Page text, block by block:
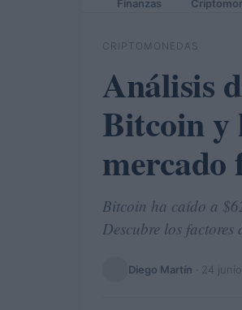
Finanzas
CRIPTOMONEDAS
Análisis
Bitcoin y
mercado
Bitcoin ha caído a
Descubre los factores
Diego Martín 24